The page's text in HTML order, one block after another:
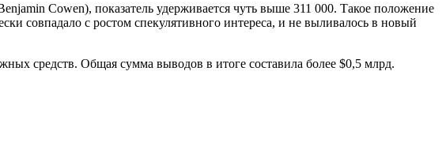
Cowen), показатель удерживается чуть выше 311 000. Такое положение
совпадало с ростом спекулятивного интереса, и не выливалось в новый
средств. Общая сумма выводов в итоге составила более $0,5 млрд.